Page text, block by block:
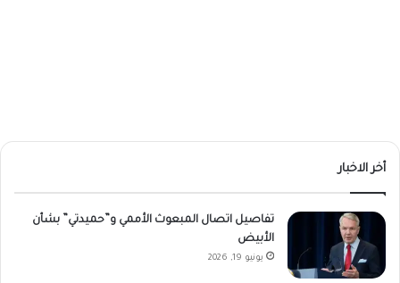
أخر الاخبار
تفاصيل اتصال المبعوث الأممي و”حميدتي” بشأن
الأبيض
يونيو 19, 2026